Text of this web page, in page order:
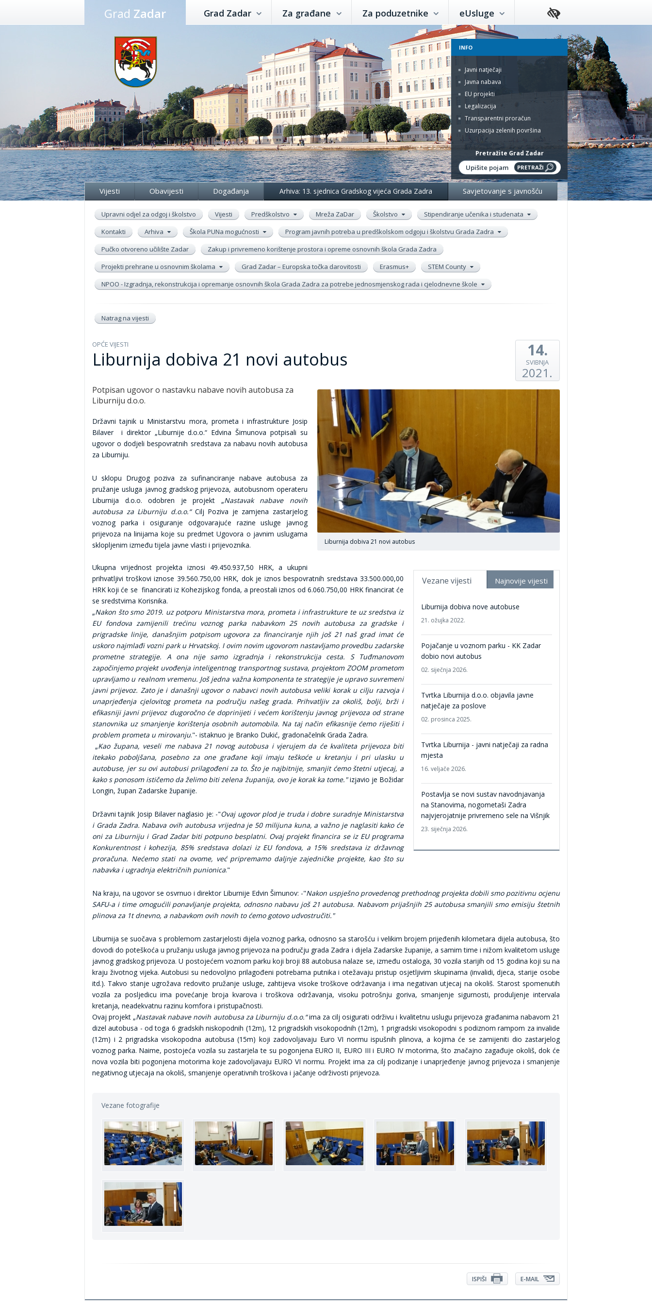
Preskoči
Grad Zadar Grad Zadar Za građane Za poduzetnike eUsluge
INFO
Javni natječaji
Javna nabava
EU projekti
Legalizacija
Transparentni proračun
Uzurpacija zelenih površina
Pretražite Grad Zadar
Vijesti Obavijesti Događanja Arhiva: 13. sjednica Gradskog vijeća Grada Zadra Savjetovanje s javnošću
Upravni odjel za odgoj i školstvo Vijesti Predškolstvo Mreža ZaDar Školstvo
Stipendiranje učenika i studenata
Kontakti
Arhiva Škola PUNa mogućnosti
Program javnih potreba u predškolskom odgoju i školstvu Grada Zadra
Pučko otvoreno učilište Zadar
Zakup i privremeno korištenje prostora i opreme osnovnih škola Grada Zadra
Projekti prehrane u osnovnim školama
Grad Zadar – Europska točka darovitosti Erasmus+
STEM County
NPOO - Izgradnja, rekonstrukcija i opremanje osnovnih škola Grada Zadra za potrebe jednosmjenskog rada i cjelodnevne škole
Natrag na vijesti
OPĆE VIJESTI
Liburnija dobiva 21 novi autobus 14.
SVIBNJA
2021.
Liburnija dobiva 21 novi autobus
Vezane vijesti Najnovije vijesti
Liburnija dobiva nove autobuse
21. ožujka 2022.
Pojačanje u voznom parku - KK Zadar
dobio novi autobus
02. siječnja 2026.
Tvrtka Liburnija d.o.o. objavila javne
natječaje za poslove
02. prosinca 2025.
Tvrtka Liburnija - javni natječaji za radna
mjesta
16. veljače 2026.
Postavlja se novi sustav navodnjavanja
na Stanovima, nogometaši Zadra
najvjerojatnije privremeno sele na Višnjik
23. siječnja 2026.
Potpisan ugovor o nastavku nabave novih autobusa za
Liburniju d.o.o.
Državni tajnik u Ministarstvu mora, prometa i infrastrukture Josip
Bilaver i direktor „Liburnije d.o.o.“ Edvina Šimunova potpisali su
ugovor o dodjeli bespovratnih sredstava za nabavu novih autobusa
za Liburniju.
U sklopu Drugog poziva za sufinanciranje nabave autobusa za
pružanje usluga javnog gradskog prijevoza, autobusnom operateru
Liburnija d.o.o. odobren je projekt „Nastavak nabave novih
autobusa za Liburniju d.o.o.“ Cilj Poziva je zamjena zastarjelog
voznog parka i osiguranje odgovarajuće razine usluge javnog
prijevoza na linijama koje su predmet Ugovora o javnim uslugama
sklopljenim između tijela javne vlasti i prijevoznika.
Ukupna vrijednost projekta iznosi 49.450.937,50 HRK, a ukupni
prihvatljivi troškovi iznose 39.560.750,00 HRK, dok je iznos bespovratnih sredstava 33.500.000,00
HRK koji će se financirati iz Kohezijskog fonda, a preostali iznos od 6.060.750,00 HRK financirat će
se sredstvima Korisnika.
„Nakon što smo 2019. uz potporu Ministarstva mora, prometa i infrastrukture te uz sredstva iz
EU fondova zamijenili trećinu voznog parka nabavkom 25 novih autobusa za gradske i
prigradske linije, današnjim potpisom ugovora za financiranje njih još 21 naš grad imat će
uskoro najmlađi vozni park u Hrvatskoj. I ovim novim ugovorom nastavljamo provedbu zadarske
prometne strategije. A ona nije samo izgradnja i rekonstrukcija cesta. S Tuđmanovom
započinjemo projekt uvođenja inteligentnog transportnog sustava, projektom ZOOM prometom
upravljamo u realnom vremenu. Još jedna važna komponenta te strategije je upravo suvremeni
javni prijevoz. Zato je i današnji ugovor o nabavci novih autobusa veliki korak u cilju razvoja i
unaprjeđenja cjelovitog prometa na području našeg grada. Prihvatljiv za okoliš, bolji, brži i
efikasniji javni prijevoz dugoročno će doprinijeti i većem korištenju javnog prijevoza od strane
stanovnika uz smanjenje korištenja osobnih automobila. Na taj način efikasnije ćemo riješiti i
problem prometa u mirovanju."- istaknuo je Branko Dukić, gradonačelnik Grada Zadra.
„Kao župana, veseli me nabava 21 novog autobusa i vjerujem da će kvaliteta prijevoza biti
itekako poboljšana, posebno za one građane koji imaju teškoće u kretanju i pri ulasku u
autobuse, jer su ovi autobusi prilagođeni za to. Što je najbitnije, smanjit ćemo štetni utjecaj, a
kako s ponosom ističemo da želimo biti zelena županija, ovo je korak ka tome."izjavio je Božidar
Longin, župan Zadarske županije.
Državni tajnik Josip Bilaver naglasio je: -"Ovaj ugovor plod je truda i dobre suradnje Ministarstva
i Grada Zadra. Nabava ovih autobusa vrijedna je 50 milijuna kuna, a važno je naglasiti kako će
oni za Liburniju i Grad Zadar biti potpuno besplatni. Ovaj projekt financira se iz EU programa
Konkurentnost i kohezija, 85% sredstava dolazi iz EU fondova, a 15% sredstava iz državnog
proračuna. Nećemo stati na ovome, već pripremamo daljnje zajedničke projekte, kao što su
nabavka i ugradnja električnih punionica."
Na kraju, na ugovor se osvrnuo i direktor Liburnije Edvin Šimunov: -"Nakon uspješno provedenog prethodnog projekta dobili smo pozitivnu ocjenu
SAFU-a i time omogućili ponavljanje projekta, odnosno nabavu još 21 autobusa. Nabavom prijašnjih 25 autobusa smanjili smo emisiju štetnih
plinova za 1t dnevno, a nabavkom ovih novih to ćemo gotovo udvostručiti."
Liburnija se suočava s problemom zastarjelosti dijela voznog parka, odnosno sa starošću i velikim brojem prijeđenih kilometara dijela autobusa, što
dovodi do poteškoća u pružanju usluga javnog prijevoza na području grada Zadra i dijela Zadarske županije, a samim time i nižom kvalitetom usluge
javnog gradskog prijevoza. U postojećem voznom parku koji broji 88 autobusa nalaze se, između ostaloga, 30 vozila starijih od 15 godina koji su na
kraju životnog vijeka. Autobusi su nedovoljno prilagođeni potrebama putnika i otežavaju pristup osjetljivim skupinama (invalidi, djeca, starije osobe
itd.). Takvo stanje ugrožava redovito pružanje usluge, zahtijeva visoke troškove održavanja i ima negativan utjecaj na okoliš. Starost spomenutih
vozila za posljedicu ima povećanje broja kvarova i troškova održavanja, visoku potrošnju goriva, smanjenje sigurnosti, produljenje intervala
kretanja, neadekvatnu razinu komfora i pristupačnosti.
Ovaj projekt „Nastavak nabave novih autobusa za Liburniju d.o.o.“ima za cilj osigurati održivu i kvalitetnu uslugu prijevoza građanima nabavom 21
dizel autobusa - od toga 6 gradskih niskopodnih (12m), 12 prigradskih visokopodnih (12m), 1 prigradski visokopodni s podiznom rampom za invalide
(12m) i 2 prigradska visokopodna autobusa (15m) koji zadovoljavaju Euro VI normu ispušnih plinova, a kojima će se zamijeniti dio zastarjelog
voznog parka. Naime, postojeća vozila su zastarjela te su pogonjena EURO II, EURO III i EURO IV motorima, što značajno zagađuje okoliš, dok će
nova vozila biti pogonjena motorima koje zadovoljavaju EURO VI normu. Projekt ima za cilj podizanje i unaprjeđenje javnog prijevoza i smanjenje
negativnog utjecaja na okoliš, smanjenje operativnih troškova i jačanje održivosti prijevoza.
Vezane fotografije
E-MAIL
ISPIŠI